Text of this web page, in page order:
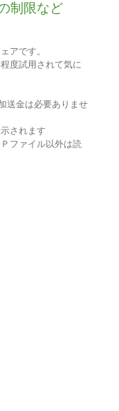
制限など
アです。
度試用されて気に
送金は必要ありませ
されます
ファイル以外は読